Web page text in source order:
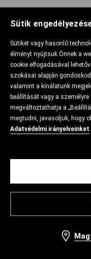
Sütik
Sütiket vagy hasonló
élményt nyújtsuk Önnek a
cookie elfogadásával
szokásai alapján
valamint a kínálatunk
beállítását vagy a
megváltoztathatja a
megtudni, javasoljuk, hogy
Adatvédelmi irányelveinket.